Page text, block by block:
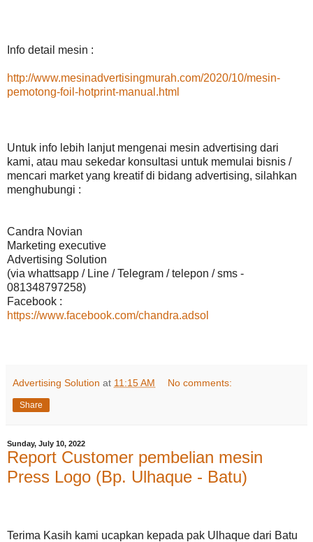
Info detail mesin :
http://www.mesinadvertisingmurah.com/2020/10/mesin-
pemotong-foil-hotprint-manual.html
Untuk info lebih lanjut mengenai mesin advertising dari
kami, atau mau sekedar konsultasi untuk memulai bisnis /
mencari market yang kreatif di bidang advertising, silahkan
menghubungi :
Candra Novian
Marketing executive
Advertising Solution
(via whattsapp / Line / Telegram / telepon / sms -
081348797258)
Facebook :
https://www.facebook.com/chandra.adsol
Advertising Solution at 11:15 AM No comments:
Share
Sunday, July 10, 2022
Report Customer pembelian mesin
Press Logo (Bp. Ulhaque - Batu)
Terima Kasih kami ucapkan kepada pak Ulhaque dari Batu